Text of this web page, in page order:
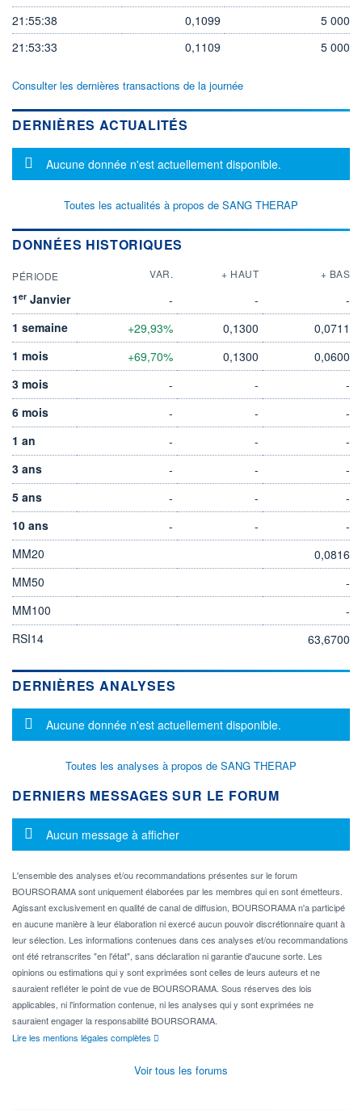
21:55:38
0,1099
5 000
21:53:33
0,1109 5 000
Consulter les dernières transactions de la journée
DERNIÈRES ACTUALITÉS
Message d'information
Aucune donnée n'est actuellement disponible.
Toutes les actualités à propos de SANG THERAP
DONNÉES HISTORIQUES
PÉRIODE VAR. + HAUT + BAS
1er Janvier - -
-
1 semaine
+29,93% 0,1300
0,0711
1 mois
+69,70% 0,1300
0,0600
3 mois
- -
-
6 mois
- -
-
1 an
- -
-
3 ans
- -
-
5 ans
- -
-
10 ans
- -
-
MM20
0,0816
MM50
-
MM100
-
RSI14
63,6700
DERNIÈRES ANALYSES
Message d'information
Aucune donnée n'est actuellement disponible.
Toutes les analyses à propos de SANG THERAP
DERNIERS MESSAGES SUR LE FORUM
Message d'information
Aucun message à afficher
L'ensemble des analyses et/ou recommandations présentes sur le forum
BOURSORAMA sont uniquement élaborées par les membres qui en sont émetteurs.
Agissant exclusivement en qualité de canal de diffusion, BOURSORAMA n'a participé
en aucune manière à leur élaboration ni exercé aucun pouvoir discrétionnaire quant à
leur sélection. Les informations contenues dans ces analyses et/ou recommandations
ont été retranscrites "en l'état", sans déclaration ni garantie d'aucune sorte. Les
opinions ou estimations qui y sont exprimées sont celles de leurs auteurs et ne
sauraient refléter le point de vue de BOURSORAMA. Sous réserves des lois
applicables, ni l'information contenue, ni les analyses qui y sont exprimées ne
sauraient engager la responsabilité BOURSORAMA.
Lire les mentions légales complètes
Voir tous les forums